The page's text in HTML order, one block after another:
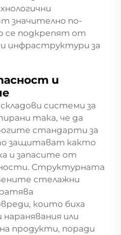
значително по-
се подкрепят от
инфраструктури за
и
системи за
така, че да
стандарти за
защитават както
и запасите от
Структурната
стелажни
които биха
или
продукти, поради